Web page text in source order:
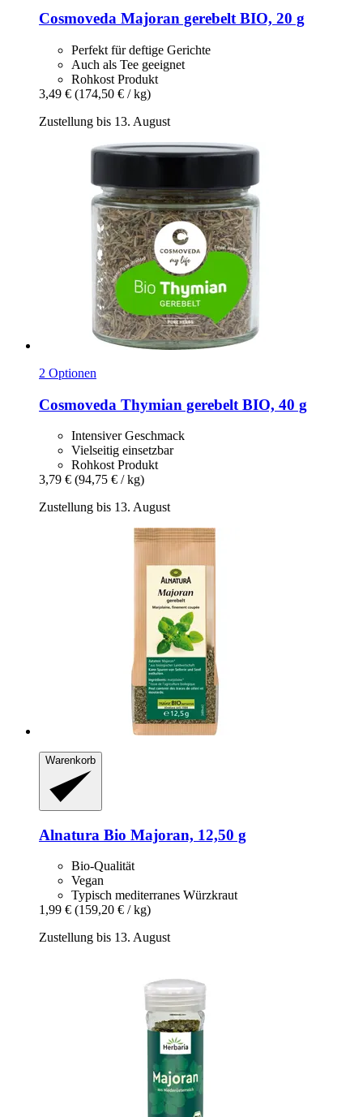
Cosmoveda Majoran gerebelt BIO, 20 g
Perfekt für deftige Gerichte
Auch als Tee geeignet
Rohkost Produkt
3,49 € (174,50 € / kg)
Zustellung bis 13. August
2 Optionen
Cosmoveda Thymian gerebelt BIO, 40 g
Intensiver Geschmack
Vielseitig einsetzbar
Rohkost Produkt
3,79 € (94,75 € / kg)
Zustellung bis 13. August
Warenkorb
Alnatura Bio Majoran, 12,50 g
Bio-Qualität
Vegan
Typisch mediterranes Würzkraut
1,99 € (159,20 € / kg)
Zustellung bis 13. August